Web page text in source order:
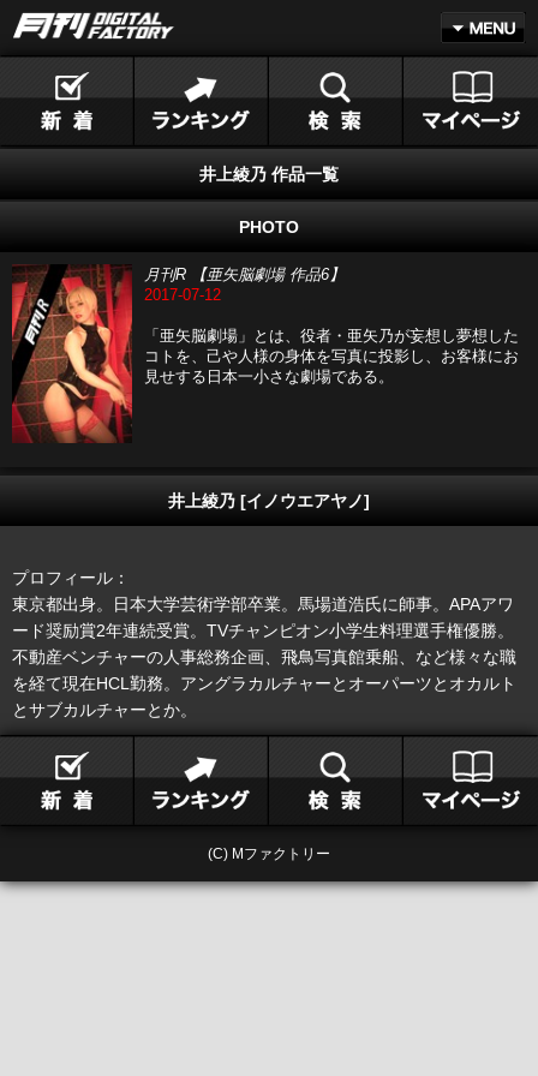
井上綾乃 作品一覧
PHOTO
月刊R 【亜矢脳劇場 作品6】
2017-07-12
「亜矢脳劇場」とは、役者・亜矢乃が妄想し夢想した
コトを、己や人様の身体を写真に投影し、お客様にお
見せする日本一小さな劇場である。
井上綾乃 [イノウエアヤノ]
プロフィール：
東京都出身。日本大学芸術学部卒業。馬場道浩氏に師事。APAアワ
ード奨励賞2年連続受賞。TVチャンピオン小学生料理選手権優勝。
不動産ベンチャーの人事総務企画、飛鳥写真館乗船、など様々な職
を経て現在HCL勤務。アングラカルチャーとオーパーツとオカルト
とサブカルチャーとか。
(C) Mファクトリー